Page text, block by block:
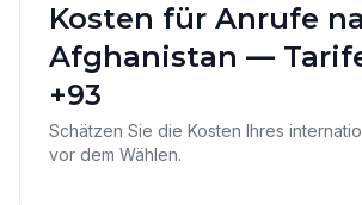
Kosten für Anrufe
Afghanistan —
+93
Schätzen Sie die Kosten Ihres
vor dem Wählen.